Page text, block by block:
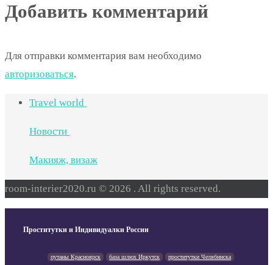
Добавить комментарий
Для отправки комментария вам необходимо
авторизоваться.
Travel world
Новости
Макияж, визаж
room-interier2020.ru © 2026 . All rights reserved.
Проститутки и Индивидуалки России
путаны Красноярск база шлюх Иркутск проститутки Челябинска